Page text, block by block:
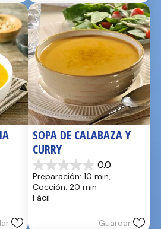
reseñas
SOPA DE CALABAZA Y
CURRY
0.0
0.0
de
5
estrellas.
Preparación: 10 min,
Cocción: 20 min
Fácil
Guardar